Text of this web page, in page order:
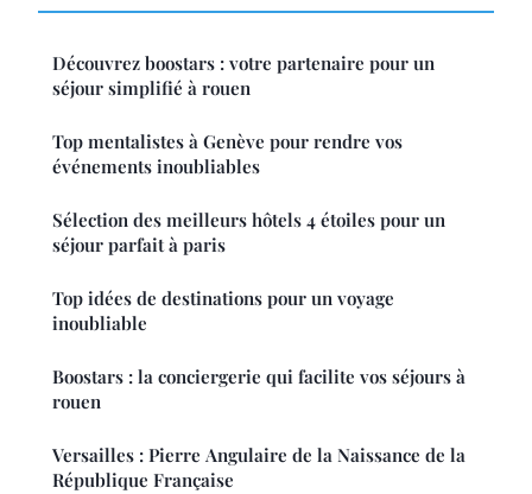
Découvrez boostars : votre partenaire pour un
séjour simplifié à rouen
Top mentalistes à Genève pour rendre vos
événements inoubliables
Sélection des meilleurs hôtels 4 étoiles pour un
séjour parfait à paris
Top idées de destinations pour un voyage
inoubliable
Boostars : la conciergerie qui facilite vos séjours à
rouen
Versailles : Pierre Angulaire de la Naissance de la
République Française